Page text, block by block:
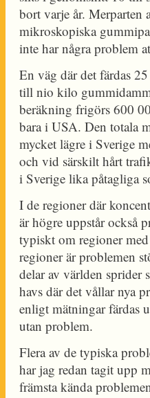
bort varje år. Merparten
mikroskopiska
inte har några problem
En väg där det färdas
till nio kilo
beräkning frigörs 600
bara i USA. Den totala
mycket lägre i Sverige
och vid särskilt hårt
i Sverige lika påtagliga
I de regioner där
är högre uppstår också
typiskt om regioner
regioner är problemen
delar av världen
havs där det vållar nya
enligt mätningar färdas
utan problem.
Flera av de typiska
har jag redan tagit upp
främsta kända